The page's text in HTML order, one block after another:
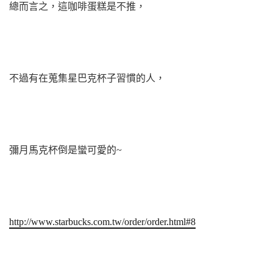
總而言之，這咖啡蛋糕是不推，
不過有在蒐集星巴克杯子習慣的人，
彌月馬克杯倒是蠻可愛的~
http://www.starbucks.com.tw/order/order.html#8